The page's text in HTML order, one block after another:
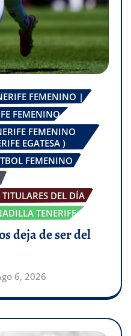
FEMENINO |
FEMENINO
FEMENINO
EGATESA )
FEMENINO
TITULARES DEL DÍA
TENERIFE
deja de ser del
6, 2026